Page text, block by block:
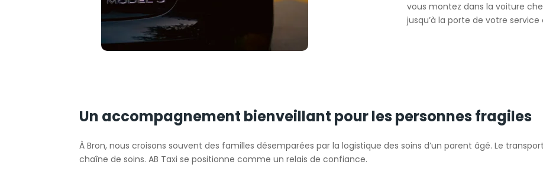
vous montez dans la voiture
jusqu’à la porte de votre service
Un accompagnement bienveillant pour les personnes fragiles
À Bron, nous croisons souvent des familles désemparées par la logistique des soins d’un parent âgé. Le
chaîne de soins. AB Taxi se positionne comme un relais de confiance.